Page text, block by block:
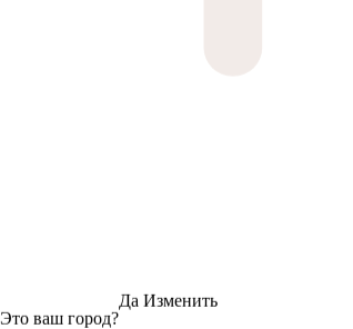
Это ваш город?
Да Изменить